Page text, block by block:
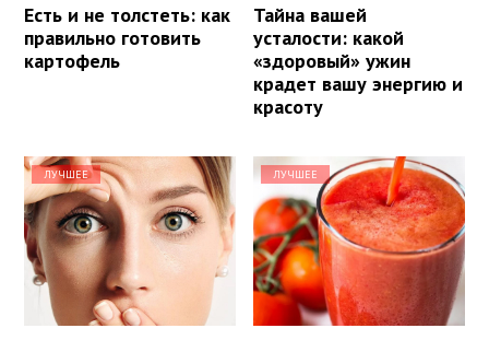
Есть и не толстеть: как
правильно готовить
картофель
Тайна вашей
усталости: какой
«здоровый» ужин
крадет вашу энергию и
красоту
ЛУЧШЕЕ ЛУЧШЕЕ